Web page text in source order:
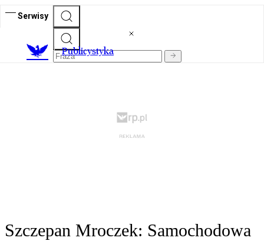
Serwisy
Publicystyka
Szczepan Mroczek: Samochodowa